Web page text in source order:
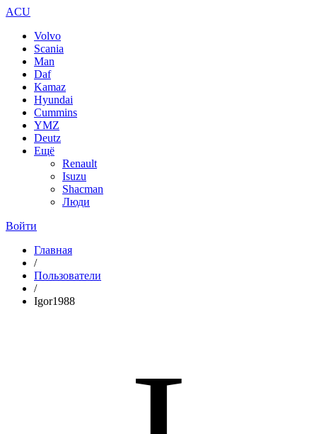
ACU
Volvo
Scania
Man
Daf
Kamaz
Hyundai
Cummins
YMZ
Deutz
Ещё
Renault
Isuzu
Shacman
Люди
Войти
Главная
/
Пользователи
/
Igor1988